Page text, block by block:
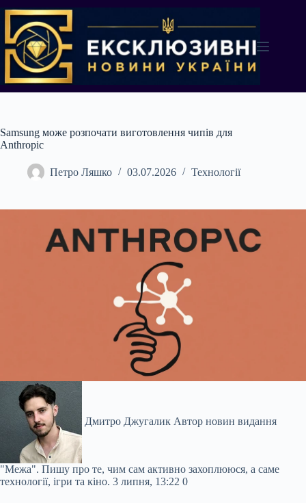
до
вмісту
Samsung може розпочати виготовлення чипів для
Anthropic
Петро Ляшко 03.07.2026 Технології
Дмитро Джугалик Автор новин видання
"Межа". Пишу про те, чим сам активно захоплююся, а саме
технології, ігри та кіно. 3 липня, 13:22 0